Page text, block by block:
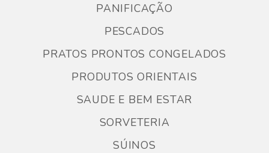
PANIFICAÇÃO
PESCADOS
PRATOS PRONTOS CONGELADOS
PRODUTOS ORIENTAIS
SAUDE E BEM ESTAR
SORVETERIA
SÚINOS